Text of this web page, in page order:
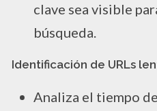
clave sea visible
búsqueda.
Identificación de URLs
Analiza el tiempo